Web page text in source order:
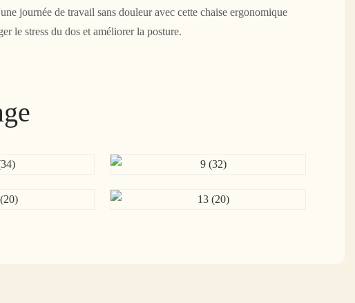
journée de travail sans douleur avec cette chaise ergonomique
le stress du dos et améliorer la posture.